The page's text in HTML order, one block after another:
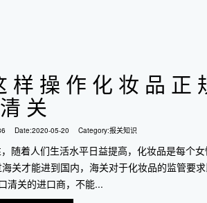
操作化妆品正
清关
Date:2020-05-20 Category:报关知识
随着人们生活水平日益提高，化妆品是每个
关才能进到国内，海关对于化妆品的监管要
清关的进口商，不能...